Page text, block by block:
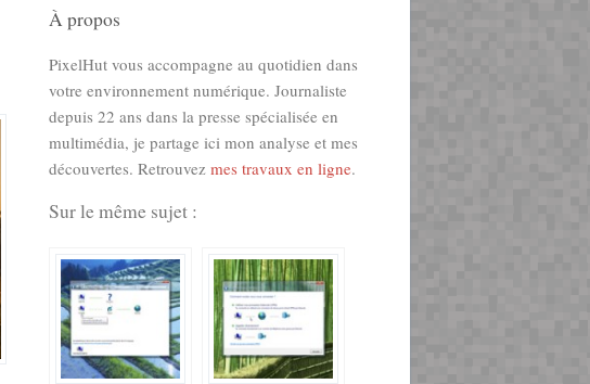
À propos
PixelHut vous accompagne au quotidien dans
votre environnement numérique. Journaliste
depuis 22 ans dans la presse spécialisée en
multimédia, je partage ici mon analyse et mes
découvertes. Retrouvez mes travaux en ligne.
Sur le même sujet :